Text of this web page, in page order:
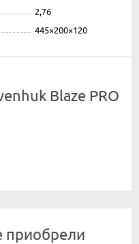
2,76
445×200×120
Blaze PRO
приобрели